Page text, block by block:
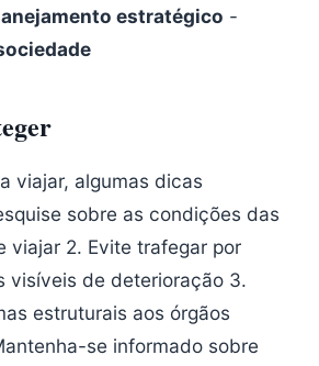
estratégico -
viajar, algumas dicas
sobre as condições das
viajar 2. Evite trafegar por
visíveis de deterioração 3.
estruturais aos órgãos
se informado sobre